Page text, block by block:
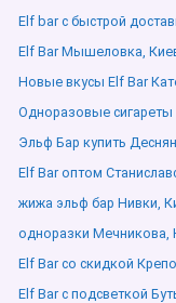
Elf bar с быстрой
Elf Bar Мышеловка,
Новые вкусы Elf Bar
Одноразовые сигареты
Эльф Бар купить
Elf Bar оптом
жижа эльф бар Нивки,
одноразки Мечникова,
Elf Bar со скидкой
Elf Bar с подсветкой